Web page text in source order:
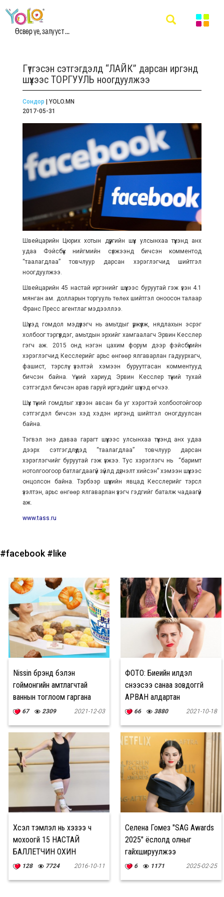
Өсвөр үе, залууст ...
Гүтгэсэн сэтгэгдэлд “ЛАЙК” дарсан иргэнд
шүүхээс ТОРГУУЛЬ ноогдуулжээ
Сондор | YOLO.MN
2017-05-31
Швейцарийн Цюрих хотын дүүргийн шүүх улсынхаа түүхэнд анх
удаа Фэйсбүүк нийгмийн сүлжээнд бичсэн комментод
“таалагдлаа” товчлуур дарсан хэрэглэгчид шийтгэл
ноогдуулжээ.
Швейцарийн 45 настай иргэнийг шүүхээс буруутай гэж үзэн 4.1
мянган ам. долларын торгууль төлөх шийтгэл оноосон талаар
Франс Пресс агентлаг мэдээллээ.
Шүүхэд гомдол мэдүүлэгч нь амьтдыг үржүүлж, нядлахын эсрэг
холбоог тэргүүлдэг, амьтдын эрхийг хамгаалагч Эрвин Кесслер
гэгч аж. 2015 онд нэгэн цахим форум дээр фэйсбүүкийн
хэрэглэгчид Кесслерийг арьс өнгөөр ялгаварлан гадуурхагч,
фашист, тэрслүү үзэлтэй хэмээн буруутгасан комментууд
бичсэн байна. Үүний хариуд Эрвин Кесслер түүний тухай
сэтгэгдэл бичсэн арав гаруй иргэдийг шүүхэд өгчээ.
Шүүх түүний гомдлыг хүлээн авсан ба уг хэрэгтэй холбоотойгоор
сэтгэгдэл бичсэн хэд хэдэн иргэнд шийтгэл оногдуулсан
байна.
Тэгвэл энэ даваа гарагт шүүхээс улсынхаа түүхэнд анх удаа
дээрх сэтгэгдлүүдэд “таалагдлаа” товчлуур дарсан
хэрэглэгчийг буруутай гэж үзжээ. Тус хэрэглэгч нь “баримт
нотолгоогоор батлагдаагүй зүйлд дүгнэлт хийсэн” хэмээн шүүхээс
онцолсон байна. Тэрбээр шүүхийн явцад Кесслерийг тэрслүү
үзэлтэн, арьс өнгөөр ялгаварлан үзэгч гэдгийг баталж чадаагүй
аж.
www.tass.ru
#facebook #like
Nissin брэнд бэлэн
гоймонгийн амтлагчтай
ваннын тоглоом гаргана
67 2309 2021-12-03
ФОТО: Биеийн илүүдэл
үснээсээ санаа зовдоггүй
АРВАН алдартан
66 3880 2021-10-18
Хүсэл тэмүүлэл нь хэзээ ч
мохоогүй 15 НАСТАЙ
БАЛЛЕТЧИН ОХИН
128 7724 2016-10-11
Селена Гомез "SAG Awards
2025" ёслолд олныг
гайхшируулжээ
6 1171 2025-02-25